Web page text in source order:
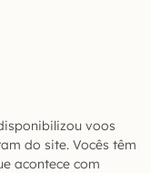
voos
do site. Vocês têm
acontece com